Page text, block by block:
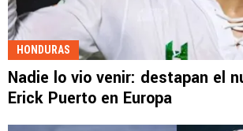
HONDURAS
Nadie lo vio venir: destapan el
Erick Puerto en Europa